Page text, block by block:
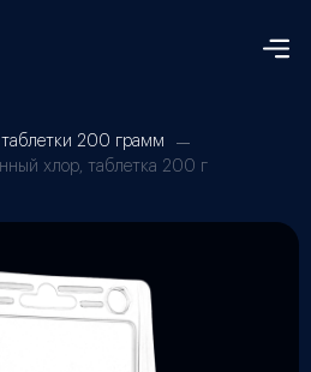
200 грамм
хлор, таблетка 200 г